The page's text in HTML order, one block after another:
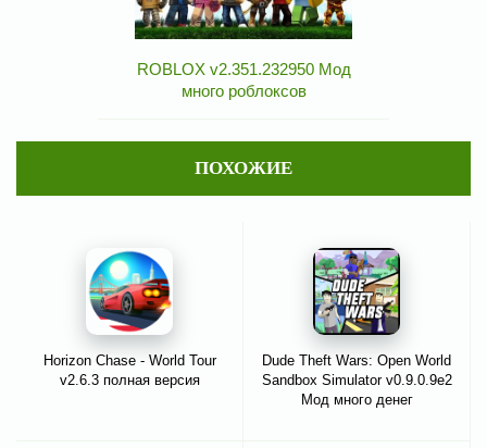
ROBLOX v2.351.232950 Мод
много роблоксов
ПОХОЖИЕ
Horizon Chase - World Tour
v2.6.3 полная версия
Dude Theft Wars: Open World
Sandbox Simulator v0.9.0.9e2
Мод много денег